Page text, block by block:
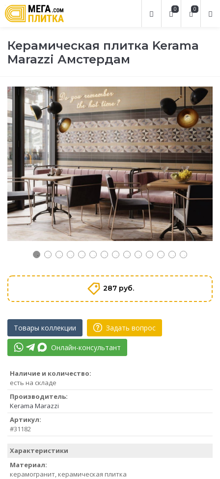
0
0
Керамическая плитка Kerama
Marazzi Амстердам
287 руб.
Товары коллекции Задать вопрос
Онлайн-консультант
Наличие и количество:
есть на складе
Производитель:
Kerama Marazzi
Артикул:
#31182
Характеристики
Материал:
керамогранит, керамическая плитка